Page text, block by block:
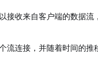
接收来自客户端的数据流
流连接，并随着时间的推